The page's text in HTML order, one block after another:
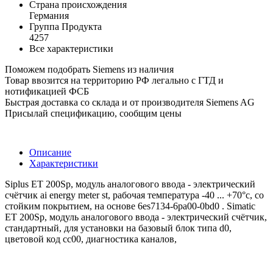
Страна происхождения
Германия
Группа Продукта
4257
Все характеристики
Поможем подобрать Siemens из наличия
Товар ввозится на территорию РФ легально с ГТД и
нотификацией ФСБ
Быстрая доставка со склада и от производителя Siemens AG
Присылай спецификацию, сообщим цены
Описание
Характеристики
Siplus ET 200Sp, модуль аналогового ввода - электрический
счётчик ai energy meter st, рабочая температура -40 ... +70°c, со
стойким покрытием, на основе 6es7134-6pa00-0bd0 . Simatic
ET 200Sp, модуль аналогового ввода - электрический счётчик,
стандартный, для установки на базовый блок типа d0,
цветовой код cc00, диагностика каналов,